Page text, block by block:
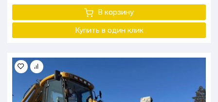
В корзину
Купить в один клик